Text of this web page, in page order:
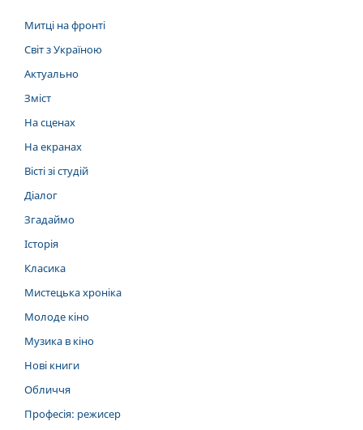
Митці на фронті
Світ з Україною
Актуально
Зміст
На сценах
На екранах
Вісті зі студій
Діалог
Згадаймо
Історія
Класика
Мистецька хроніка
Молоде кіно
Музика в кіно
Нові книги
Обличчя
Професія: режисер